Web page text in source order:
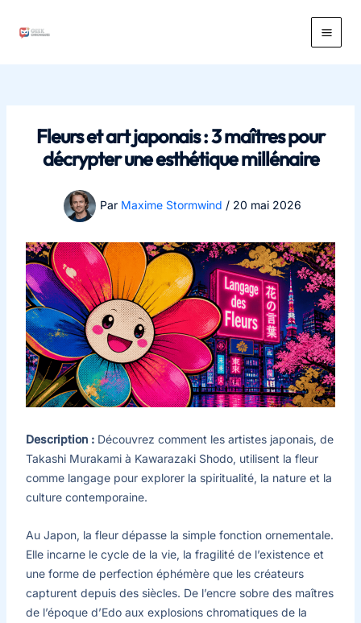
Main
Fleurs et art japonais : 3 maîtres pour
décrypter une esthétique millénaire
Par Maxime Stormwind / 20 mai 2026
Description :Découvrez comment les artistes japonais, de
Takashi Murakami à Kawarazaki Shodo, utilisent la fleur
comme langage pour explorer la spiritualité, la nature et la
culture contemporaine.
Au Japon, la fleur dépasse la simple fonction ornementale.
Elle incarne le cycle de la vie, la fragilité de l’existence et
une forme de perfection éphémère que les créateurs
capturent depuis des siècles. De l’encre sobre des maîtres
de l’époque d’Edo aux explosions chromatiques de la